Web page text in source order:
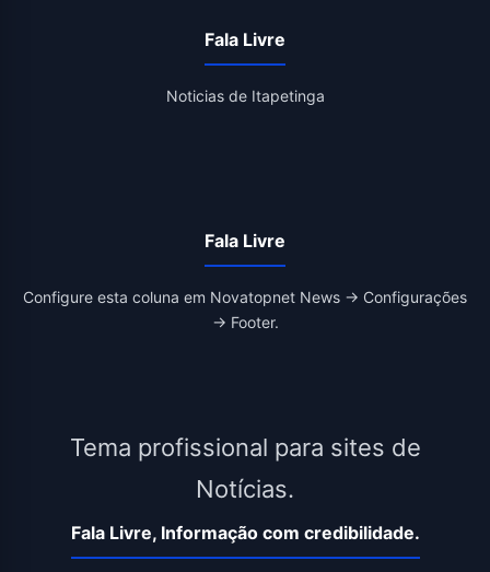
Fala Livre
Noticias de Itapetinga
Fala Livre
Configure esta coluna em Novatopnet News → Configurações
→ Footer.
Tema profissional para sites de
Notícias.
Fala Livre, Informação com credibilidade.